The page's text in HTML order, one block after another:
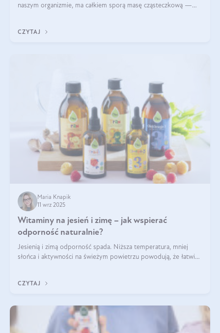
naszym organizmie, ma całkiem sporą masę cząsteczkową —
bardziej biodostępny
CZYTAJ
Maria Knapik
11 wrz 2025
Witaminy na jesień i zimę – jak wspierać
odporność naturalnie?
Jesienią i zimą odporność spada. Niższa temperatura, mniej
słońca i aktywności na świeżym powietrzu powodują, że łatwiej
suplementować jesienią i zimą?
CZYTAJ